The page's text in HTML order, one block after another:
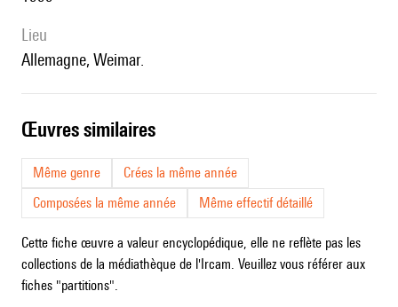
lieu
Allemagne, Weimar.
œuvres similaires
Même genre
Crées la même année
Composées la même année
Même effectif détaillé
Cette fiche œuvre a valeur encyclopédique, elle ne reflète pas les
collections de la médiathèque de l'Ircam. Veuillez vous référer aux
fiches "partitions".